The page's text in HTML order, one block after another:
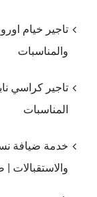
تاجير خيام
والمناسبات
تاجير كراسي
المناسبات
خدمة ضيافة
والاستقبالات